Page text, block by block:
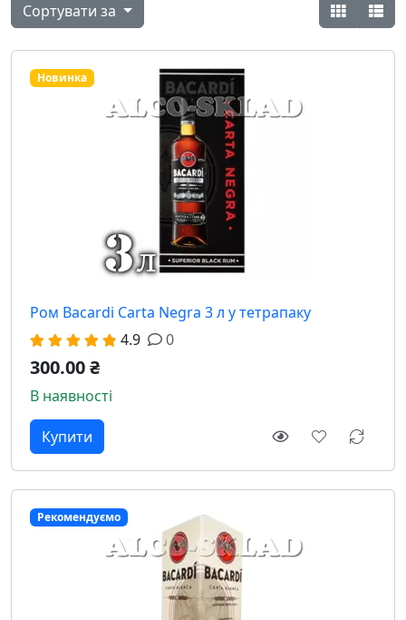
Сортувати за
Новинка
Ром Bacardi Carta Negra 3 л у тетрапаку
4.9
0
300.00 ₴
В наявності
Рекомендуємо